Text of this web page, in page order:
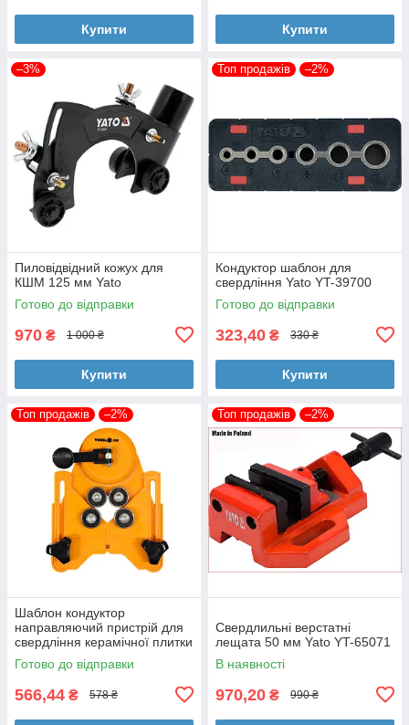
Купити Купити
–3%
Пиловідвідний кожух для
КШМ 125 мм Yato
Готово до відправки
970 ₴ 1 000 ₴
Купити
Топ продажів –2%
Кондуктор шаблон для
свердління Yato YT-39700
Готово до відправки
323,40 ₴ 330 ₴
Купити
Топ продажів –2%
Шаблон кондуктор
направляючий пристрій для
свердління керамічної плитки
Vorel 03960
Готово до відправки
566,44 ₴ 578 ₴
Топ продажів –2%
Свердлильні верстатні
лещата 50 мм Yato YT-65071
В наявності
970,20 ₴ 990 ₴